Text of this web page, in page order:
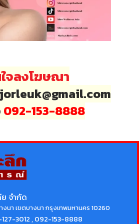
จลงโฆษณา
092-153-8888
ย จำกัด
งนา เขตบางนา กรุงเทพมหานคร 10260
3012 , 092-153-8888